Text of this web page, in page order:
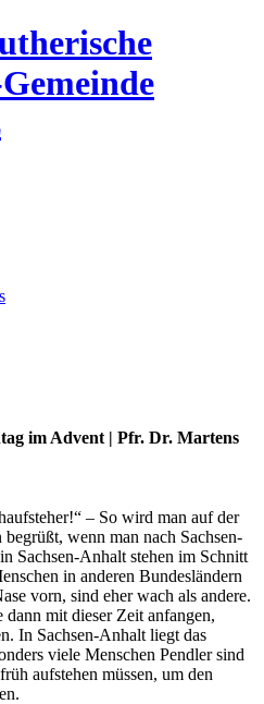
im Advent | Pfr. Dr. Martens
– So wird man auf der
wenn man nach Sachsen-
Sachsen-Anhalt stehen im Schnitt
in anderen Bundesländern
vorn, sind eher wach als andere.
mit dieser Zeit anfangen,
In Sachsen-Anhalt liegt das
viele Menschen Pendler sind
aufstehen müssen, um den